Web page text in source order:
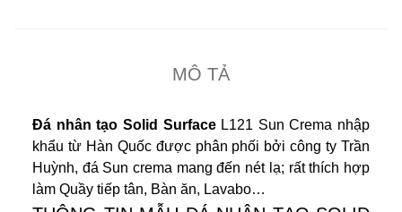
MÔ TẢ
Đá nhân tạo Solid SurfaceL121 Sun Crema nhập
khẩu từ Hàn Quốc được phân phối bởi công ty Trần
Huỳnh, đá Sun crema mang đến nét lạ; rất thích hợp
làm Quầy tiếp tân, Bàn ăn, Lavabo…